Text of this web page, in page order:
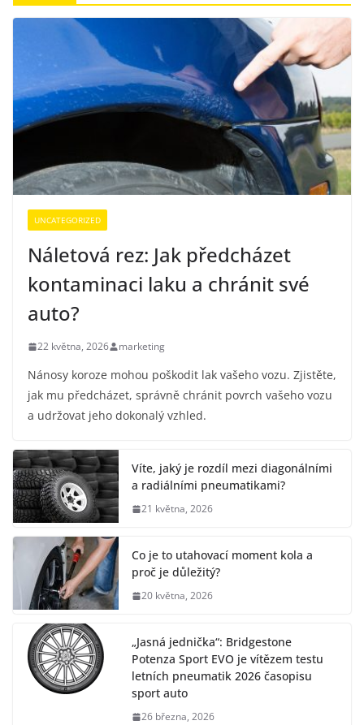
UNCATEGORIZED
Náletová rez: Jak předcházet
kontaminaci laku a chránit své
auto?
22 května, 2026 marketing
Nánosy koroze mohou poškodit lak vašeho vozu. Zjistěte,
jak mu předcházet, správně chránit povrch vašeho vozu
a udržovat jeho dokonalý vzhled.
Víte, jaký je rozdíl mezi diagonálními
a radiálními pneumatikami?
21 května, 2026
Co je to utahovací moment kola a
proč je důležitý?
20 května, 2026
„Jasná jednička“: Bridgestone
Potenza Sport EVO je vítězem testu
letních pneumatik 2026 časopisu
sport auto
26 března, 2026